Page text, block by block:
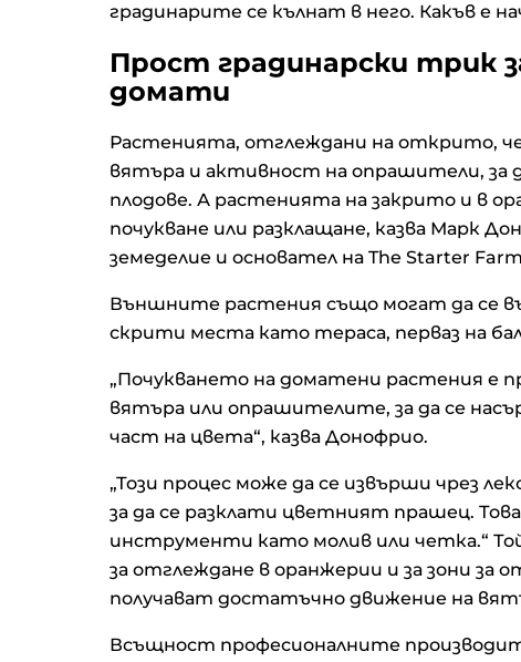
градинарите се кълнат в него. Какъв е
Прост градинарски трик
домати
Растенията, отглеждани на открито,
вятъра и активност на опрашители, за
плодове. А растенията на закрито и в
почукване или разклащане, казва Марк
земеделие и основател на The Starter
Външните растения също могат да се
скрити места като тераса, перваз на
„Почукването на доматени растения е
вятъра или опрашителите, за да се
част на цвета“, казва Донофрио.
„Този процес може да се извърши чрез
за да се разклати цветният прашец.
инструменти като молив или четка.“
за отглеждане в оранжерии и за зони за
получават достатъчно движение на
Всъщност професионалните